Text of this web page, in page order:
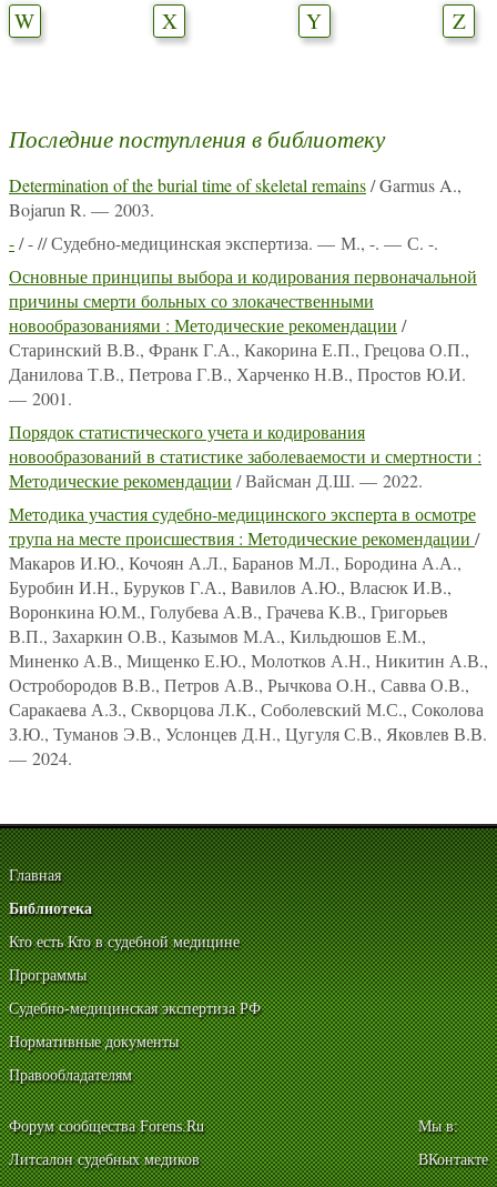
W
X Y Z
Последние поступления в библиотеку
Determination of the burial time of skeletal remains/ Garmus A.,
Bojarun R. — 2003.
-/ - // Судебно-медицинская экспертиза. — М., -. — С. -.
Основные принципы выбора и кодирования первоначальной
причины смерти больных со злокачественными
новообразованиями : Методические рекомендации /
Старинский В.В., Франк Г.А., Какорина Е.П., Грецова О.П.,
Данилова Т.В., Петрова Г.В., Харченко Н.В., Простов Ю.И.
— 2001.
Порядок статистического учета и кодирования
новообразований в статистике заболеваемости и смертности :
Методические рекомендации / Вайсман Д.Ш. — 2022.
Методика участия судебно-медицинского эксперта в осмотре
трупа на месте происшествия : Методические рекомендации /
Макаров И.Ю., Кочоян А.Л., Баранов М.Л., Бородина А.А.,
Буробин И.Н., Буруков Г.А., Вавилов А.Ю., Власюк И.В.,
Воронкина Ю.М., Голубева А.В., Грачева К.В., Григорьев
В.П., Захаркин О.В., Казымов М.А., Кильдюшов Е.М.,
Миненко А.В., Мищенко Е.Ю., Молотков А.Н., Никитин А.В.,
Остробородов В.В., Петров А.В., Рычкова О.Н., Савва О.В.,
Саракаева А.З., Скворцова Л.К., Соболевский М.С., Соколова
З.Ю., Туманов Э.В., Услонцев Д.Н., Цугуля С.В., Яковлев В.В.
— 2024.
Главная
Библиотека
Кто есть Кто в судебной медицине
Программы
Судебно-медицинская экспертиза РФ
Нормативные документы
Правообладателям
Форум сообщества Forens.Ru
Литсалон судебных медиков
Мы в:
ВКонтакте